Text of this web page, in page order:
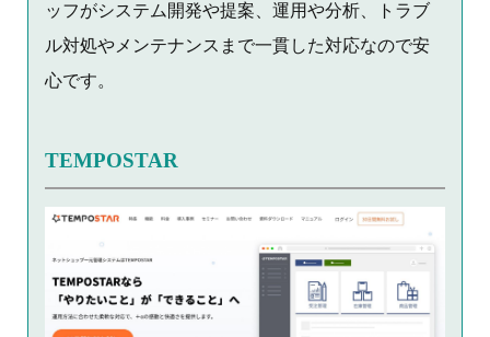
ッフがシステム開発や提案、運用や分析、トラブ
ル対処やメンテナンスまで一貫した対応なので安
心です。
TEMPOSTAR